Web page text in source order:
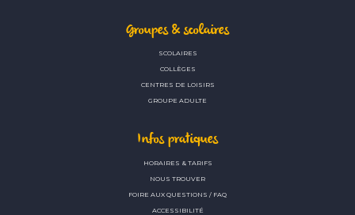
Groupes & scolaires
SCOLAIRES
COLLÈGES
CENTRES DE LOISIRS
GROUPE ADULTE
Infos pratiques
HORAIRES & TARIFS
NOUS TROUVER
FOIRE AUX QUESTIONS / FAQ
ACCESSIBILITÉ